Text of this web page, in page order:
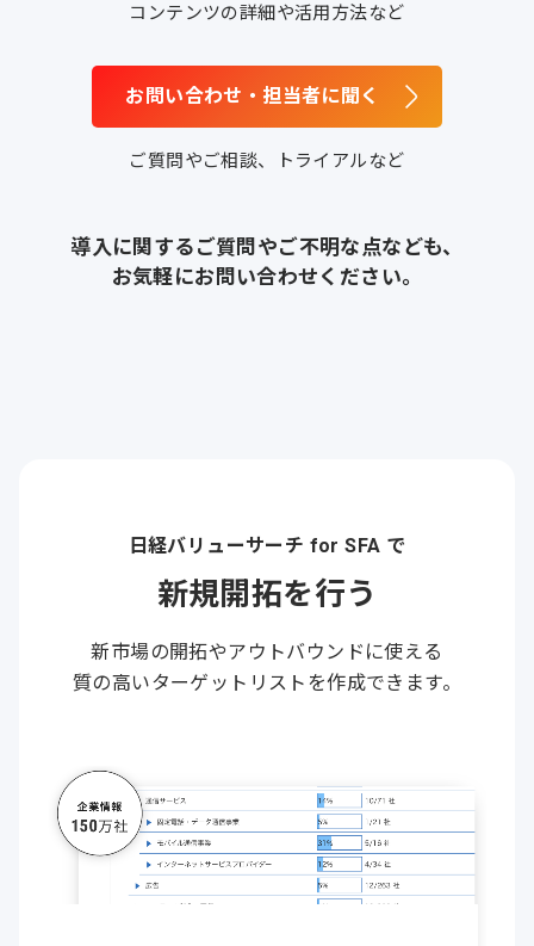
コンテンツの詳細や活用方法など
お問い合わせ・担当者に聞く
ご質問やご相談、トライアルなど
導入に関するご質問やご不明な点なども、
お気軽にお問い合わせください。
日経バリューサーチ for SFA で
新規開拓を行う
新市場の開拓やアウトバウンドに使える
質の高いターゲットリストを作成できます。